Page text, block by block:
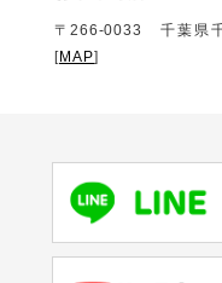
〒266-0033
千葉県
[MAP]